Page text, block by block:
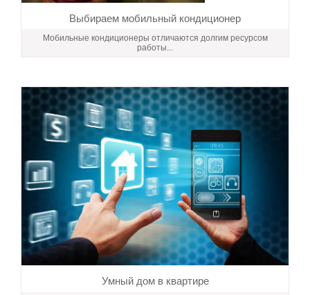
Выбираем мобильный кондиционер
Мобильные кондиционеры отличаются долгим ресурсом
работы...
Умный дом в квартире